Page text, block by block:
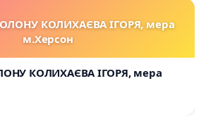
КОЛИХАЄВА ІГОРЯ, мера
м.Херсон
КОЛИХАЄВА ІГОРЯ, мера